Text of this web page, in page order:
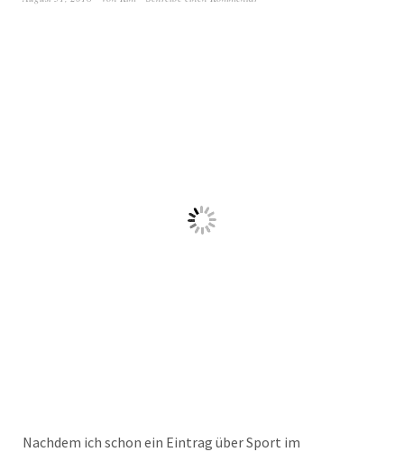
Nachdem ich schon ein Eintrag über Sport im